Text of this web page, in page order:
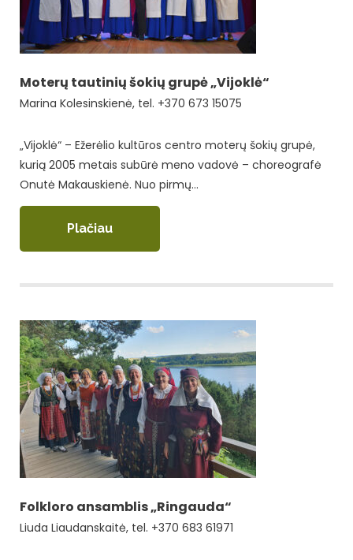
Moterų tautinių šokių grupė „Vijoklė“
Marina Kolesinskienė, tel. +370 673 15075
„Vijoklė“ – Ežerėlio kultūros centro moterų šokių grupė,
kurią 2005 metais subūrė meno vadovė – choreografė
Onutė Makauskienė. Nuo pirmų…
Plačiau
Folkloro ansamblis „Ringauda“
Liuda Liaudanskaitė, tel. +370 683 61971